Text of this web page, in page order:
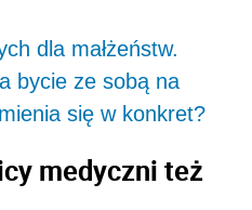
dla małżeństw.
bycie ze sobą na
się w konkret?
medyczni też